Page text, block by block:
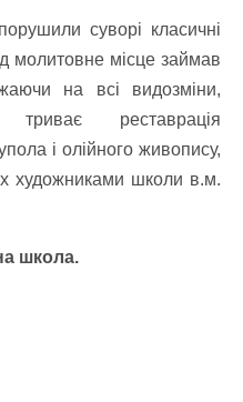
суворі класичні
молитовне місце займав
на всі видозміни,
реставрація
і олійного живопису,
художниками школи в.м.
школа.